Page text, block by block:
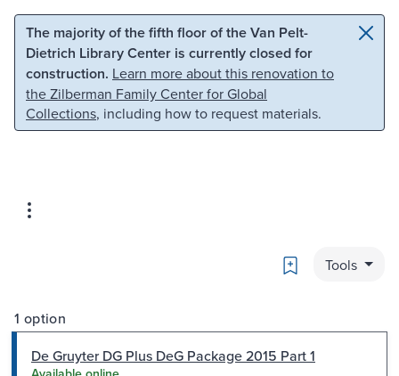
Skip to main content Skip to search
The majority of the fifth floor of the Van Pelt-
Dietrich Library Center is currently closed for
construction. Learn more about this renovation to
the Zilberman Family Center for Global
Collections, including how to request materials.
Bookmark
Tools
1 option
De Gruyter DG Plus DeG Package 2015 Part 1